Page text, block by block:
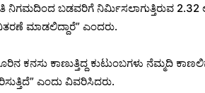
ನಿಗಮದಿಂದ ಬಡವರಿಗೆ ನಿರ್ಮಿಸಲಾಗುತ್ತಿರುವ 2.32
ಮಾಡಲಿದ್ದಾರೆ” ಎಂದರು.
ಕನಸು ಕಾಣುತ್ತಿದ್ದ ಕುಟುಂಬಗಳು ನೆಮ್ಮದಿ
ಎಂದು ವಿವರಿಸಿದರು.